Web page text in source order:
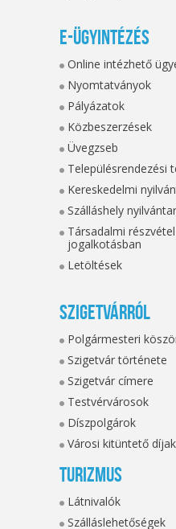
E-ügyintézés
Online intézhető
Nyomtatványok
Pályázatok
Közbeszerzések
Üvegzseb
Településrendezési
Kereskedelmi
Szálláshely
Társadalmi
jogalkotásban
Letöltések
Szigetvárról
Polgármesteri
Szigetvár története
Szigetvár címere
Testvérvárosok
Díszpolgárok
Városi kitüntető díjak
Turizmus
Látnivalók
Szálláslehetőségek